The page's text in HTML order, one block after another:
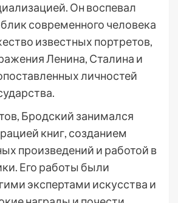
Он воспевал
современного человека
известных портретов,
Ленина, Сталина и
личностей
Бродский занимался
книг, созданием
произведений и работой в
Его работы были
экспертами искусства и